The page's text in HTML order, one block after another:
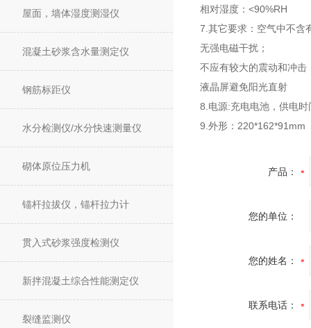
屋面，墙体湿度测湿仪
混凝土砂浆含水量测定仪
钢筋标距仪
水分检测仪/水分快速测量仪
砌体原位压力机
锚杆拉拔仪，锚杆拉力计
贯入式砂浆强度检测仪
新拌混凝土综合性能测定仪
裂缝监测仪
相对湿度：<90%RH
7.其它要求：空气中不含
无强电磁干扰；
不应有较大的震动和冲击
液晶屏避免阳光直射
8.电源:充电电池，供电
9.外形：220*162*91mm
产品：
您的单位：
您的姓名：
联系电话：